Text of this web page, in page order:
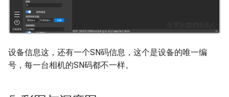
设备信息这，还有一个SN码信息，这个是设备的唯一编
号，每一台相机的SN码都不一样。